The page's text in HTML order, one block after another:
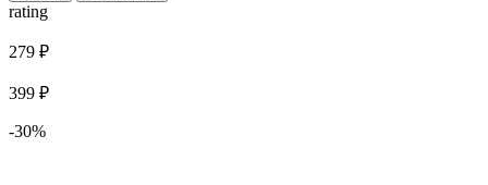
rating
279 ₽
399 ₽
-30%